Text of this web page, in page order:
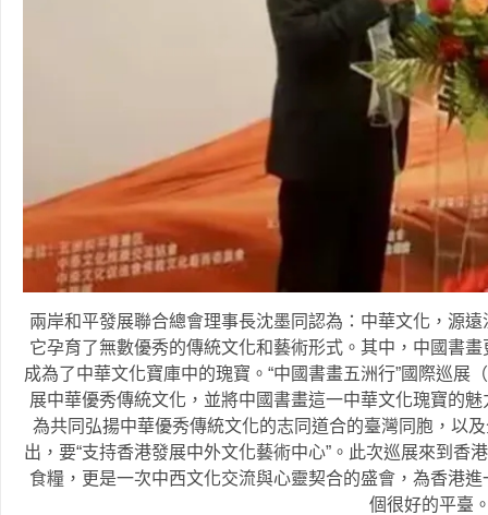
兩岸和平發展聯合總會理事長沈墨同認為：中華文化，源
它孕育了無數優秀的傳統文化和藝術形式。其中，中國書
成為了中華文化寶庫中的瑰寶。“中國書畫五洲行”國際巡展
展中華優秀傳統文化，並將中國書畫這一中華文化瑰寶的
為共同弘揚中華優秀傳統文化的志同道合的臺灣同胞，以
出，要“支持香港發展中外文化藝術中心”。此次巡展來到香
食糧，更是一次中西文化交流與心靈契合的盛會，為香港
個很好的平臺